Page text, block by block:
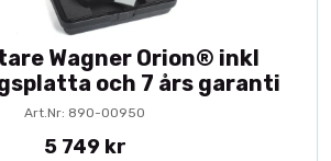
Wagner Orion® inkl
och 7 års garanti
Art.Nr: 890-00950
5 749 kr